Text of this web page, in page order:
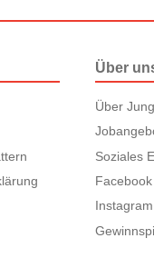
Über
Über
Soziales
Facebook
Instagram